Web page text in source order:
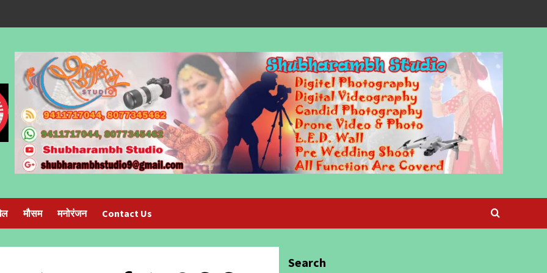
मौसम मनोरंजन Contact Us
Search